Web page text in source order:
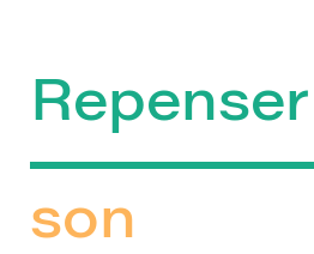
Repenser
son